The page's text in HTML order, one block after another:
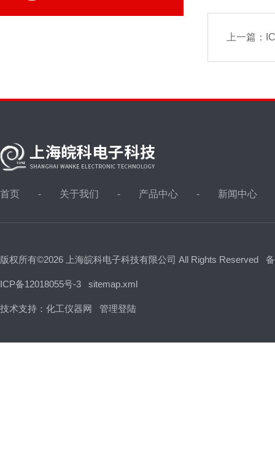
上一篇：
首页 关于我们 产品中心 新闻中心
版权所有©2026 上海皖科电子科技有限公司 All Rights Reserved
ICP备12018055号-3 sitemap.xml
技术支持： 化工仪器网 管理登陆